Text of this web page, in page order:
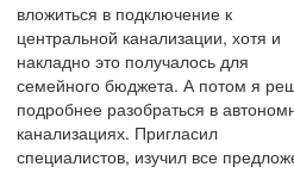
вложиться в подключение к
центральной канализации, хотя и
накладно это получалось для
семейного бюджета. А потом я
подробнее разобраться в
канализациях. Пригласил
специалистов, изучил все